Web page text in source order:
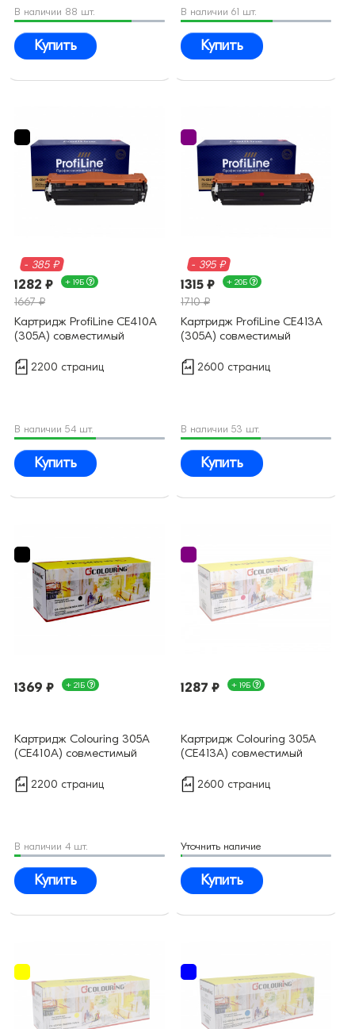
В наличии 88 шт.
Купить
В наличии 61 шт.
Купить
- 385 ₽
1282 ₽ + 19Б
1667 ₽
Картридж ProfiLine CE410A
(305A) совместимый
2200 страниц
В наличии 54 шт.
Купить
- 395 ₽
1315 ₽ + 20Б
1710 ₽
Картридж ProfiLine CE413A
(305A) совместимый
2600 страниц
В наличии 53 шт.
Купить
1369 ₽ + 21Б
Картридж Colouring 305А
(CE410A) совместимый
2200 страниц
В наличии 4 шт.
Купить
1287 ₽ + 19Б
Картридж Colouring 305А
(CE413A) совместимый
2600 страниц
Уточнить наличие
Купить